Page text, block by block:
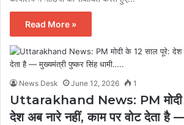
Read More »
News Desk June 12, 2026 1
Uttarakhand News: PM मोदी
देश अब नारे नहीं, काम पर वोट देता है